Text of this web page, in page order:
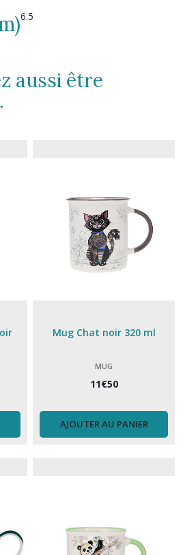
6.5
aussi être
Mug Chat noir 320 ml
MUG
11€50
AJOUTER AU PANIER